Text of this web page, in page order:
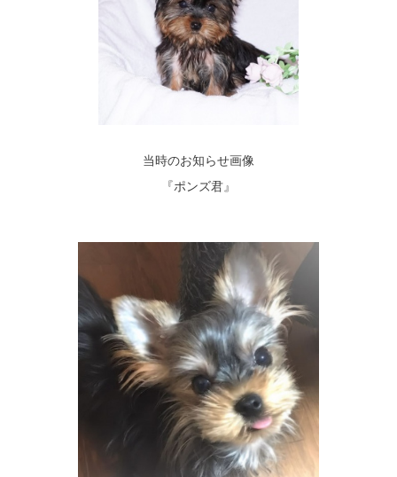
当時のお知らせ画像
『ポンズ君』